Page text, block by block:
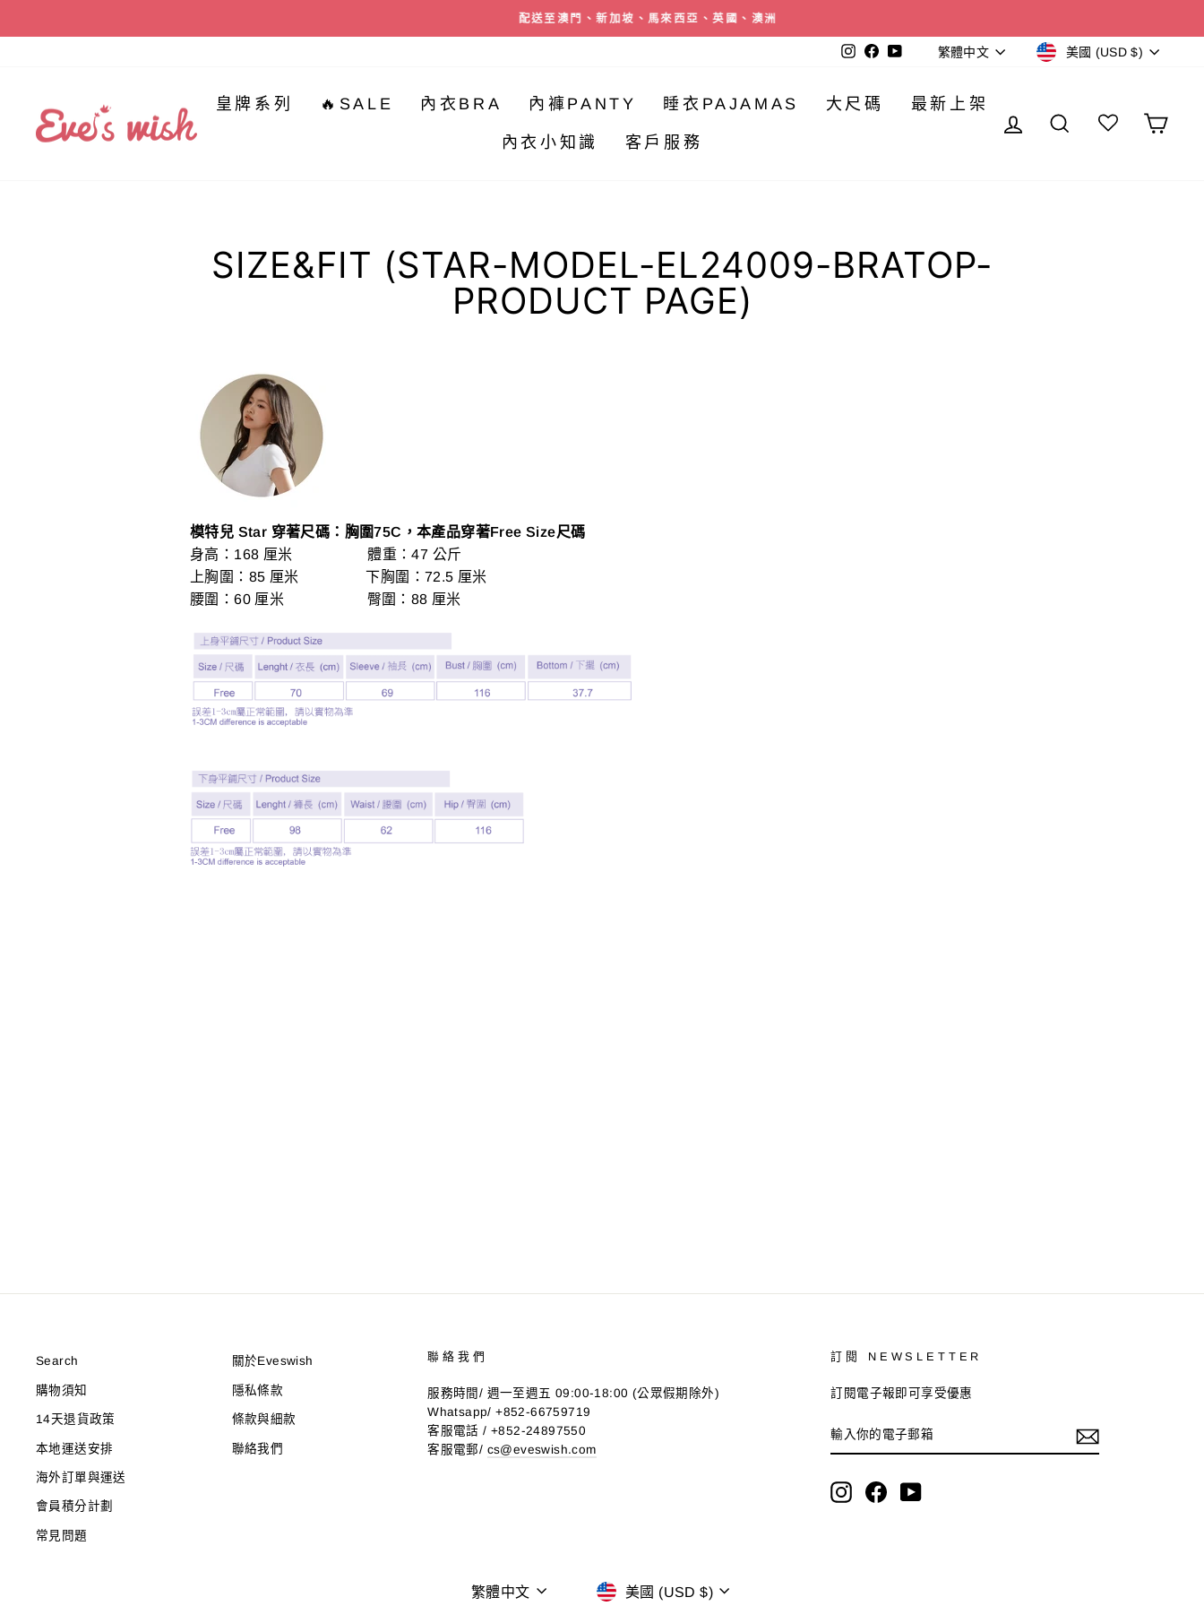
暫
燈
配送至澳門、新加坡、馬來西亞、英國、澳洲
Instagram
Facebook
YouTube
語
繁體中文
貨
美國 (USD $)
皇牌系列 🔥SALE 內衣BRA 內褲PANTY 睡衣PAJAMAS 大尺碼 最新上架
內衣小知識 客戶服務
登錄 搜索 購
SIZE&FIT (STAR-MODEL-EL24009-BRATOP-
PRODUCT PAGE)
模特兒 Star 穿著尺碼：胸圍75C，本產品穿著Free Size尺碼
身高：168 厘米 體重：47 公斤
上胸圍：85 厘米 下胸圍：72.5 厘米
腰圍：60 厘米 臀圍：88 厘米
Search
購物須知
14天退貨政策
本地運送安排
海外訂單與運送
會員積分計劃
常見問題
關於Eveswish
隱私條款
條款與細款
聯絡我們
聯絡我們
服務時間/ 週一至週五 09:00-18:00 (公眾假期除外)
Whatsapp/ +852-66759719
客服電話 / +852-24897550
客服電郵/ cs@eveswish.com
訂閱 NEWSLETTER
訂閱電子報即可享受優惠
入
你
電
子
閱
InstagramFacebookYouTube
語
繁體中文
貨 美國 (USD $)